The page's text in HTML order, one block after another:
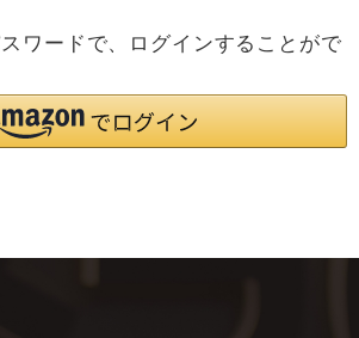
ワードで、ログインすることがで